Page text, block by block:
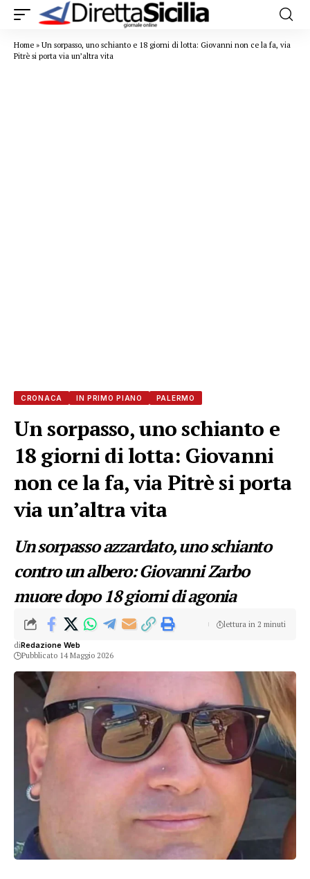
Home » Un sorpasso, uno schianto e 18 giorni di lotta: Giovanni non ce la fa, via
Pitrè si porta via un’altra vita
CRONACA IN PRIMO PIANO PALERMO
Un sorpasso, uno schianto e
18 giorni di lotta: Giovanni
non ce la fa, via Pitrè si porta
via un’altra vita
Un sorpasso azzardato, uno schianto
contro un albero: Giovanni Zarbo
muore dopo 18 giorni di agonia
diRedazione Web
Pubblicato 14 Maggio 2026
lettura in 2 minuti